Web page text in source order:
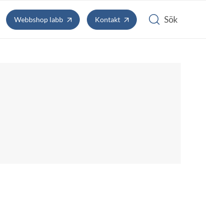
Webbshop labb Kontakt